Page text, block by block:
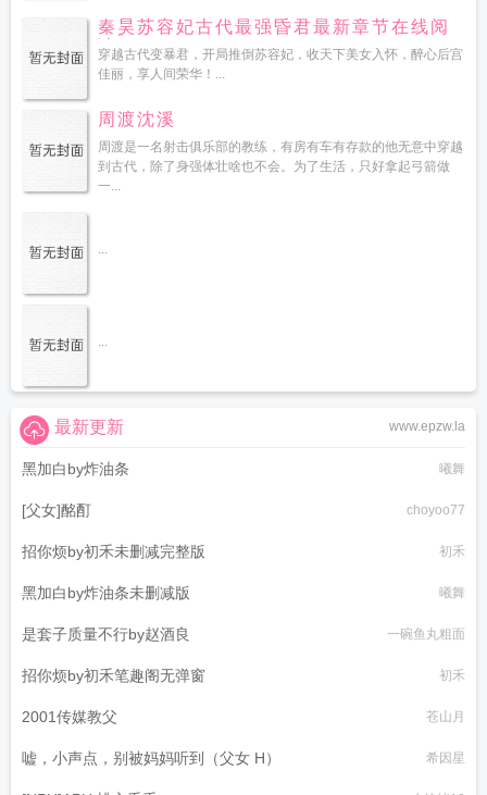
秦昊苏容妃古代最强昏君最新章节在线阅
读
穿越古代变暴君，开局推倒苏容妃，收天下美女入怀，醉心后宫
佳丽，享人间荣华！...
周渡沈溪
周渡是一名射击俱乐部的教练，有房有车有存款的他无意中穿越
到古代，除了身强体壮啥也不会。为了生活，只好拿起弓箭做
一...
...
...
www.epzw.la
最新更新
黑加白by炸油条 曦舞
[父女]酩酊 choyoo77
招你烦by初禾未删减完整版 初禾
黑加白by炸油条未删减版 曦舞
是套子质量不行by赵酒良 一碗鱼丸粗面
招你烦by初禾笔趣阁无弹窗 初禾
2001传媒教父 苍山月
嘘，小声点，别被妈妈听到（父女 H） 希因星